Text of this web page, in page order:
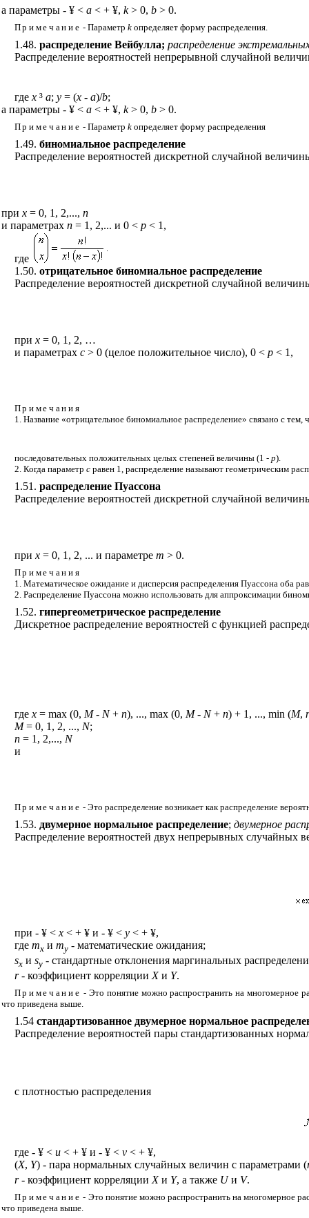
а параметры - ¥< a< + ¥, k> 0, b> 0.
Примечание - Параметрk определяет форму распределения.
1.48. распределение Вейбулла; распределение
Распределение вероятностей непрерывной случайной
где х ³ а; y= (x- a)/b;
а параметры - ¥< a< + ¥, k> 0, b> 0.
Примечание - Параметрk определяет форму распределения
1.49. биномиальное распределение
Распределение вероятностей дискретной случайной
при х= 0, 1, 2,..., n
и параметрах n= 1, 2,... и 0 < p< 1,
где
1.50. отрицательное биномиальное распределение
Распределение вероятностей дискретной случайной
при x= 0, 1, 2, …
и параметрах c> 0 (целое положительное число), 0 < p< 1,
Примечания
1. Название «отрицательное биномиальное распределение» связано с
последовательных положительных целых степеней величины (1 - р).
2. Когда параметр сравен 1, распределение называют геометрическим
1.51. распределение Пуассона
Распределение вероятностей дискретной случайной
при х= 0, 1, 2, ... и параметре m > 0.
Примечания
1. Математическое ожидание и дисперсия распределения Пуассона оба
2. Распределение Пуассона можно использовать для аппроксимации
1.52. гипергеометрическое распределение
Дискретное распределение вероятностей с функцией
где х= max(0, М- N+ n), ..., max(0, М- N+ n) + 1, ..., min (М,
М= 0, 1, 2, ..., N;
n= 1, 2,..., N
и
Примечание - Это распределение возникает как распределение
1.53. двумерное нормальное распределение; двумерное
Распределение вероятностей двух непрерывных случайных
при - ¥< x< + ¥и - ¥< у< + ¥,
где mxи my- математические ожидания;
sxи sy- стандартные отклонения маргинальных
r- коэффициент корреляции Хи Y.
Примечание - Это понятие можно распространить на многомерное
что приведена выше.
1.54 стандартизованное двумерное нормальное
Распределение вероятностей пары стандартизованных
с плотностью распределения
где - ¥< u< + ¥и - ¥< v< + ¥,
(X, Y) - пара нормальных случайных величин с параметрами (
r- коэффициент корреляции Хи Y, а также Uи V.
Примечание - Это понятие можно распространить на многомерное
что приведена выше.